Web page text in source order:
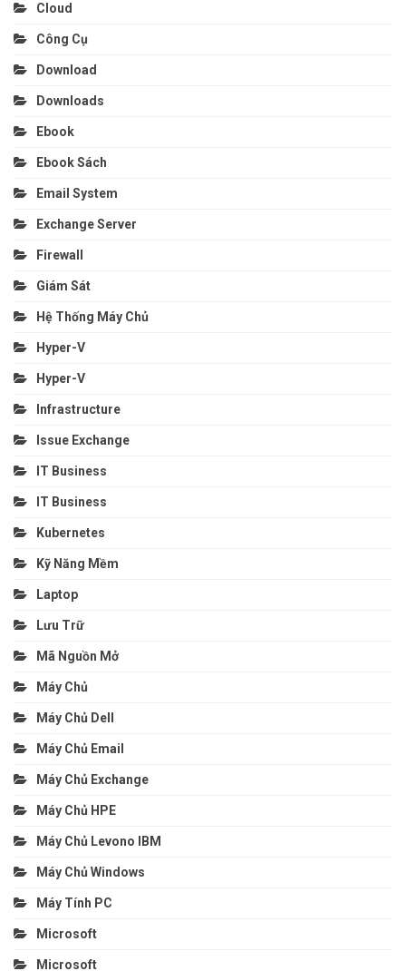
Cloud
Công Cụ
Download
Downloads
Ebook
Ebook Sách
Email System
Exchange Server
Firewall
Giám Sát
Hệ Thống Máy Chủ
Hyper-V
Hyper-V
Infrastructure
Issue Exchange
IT Business
IT Business
Kubernetes
Kỹ Năng Mềm
Laptop
Lưu Trữ
Mã Nguồn Mở
Máy Chủ
Máy Chủ Dell
Máy Chủ Email
Máy Chủ Exchange
Máy Chủ HPE
Máy Chủ Levono IBM
Máy Chủ Windows
Máy Tính PC
Microsoft
Microsoft